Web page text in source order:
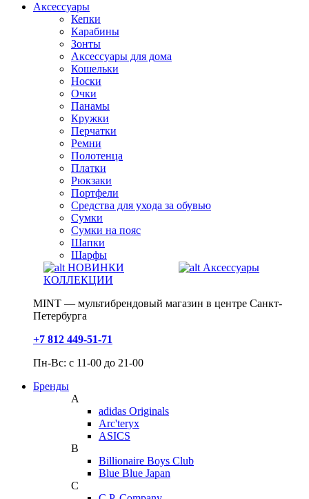
Аксессуары
Кепки
Карабины
Зонты
Аксессуары для дома
Кошельки
Носки
Очки
Панамы
Кружки
Перчатки
Ремни
Полотенца
Платки
Рюкзаки
Портфели
Средства для ухода за обувью
Сумки
Сумки на пояс
Шапки
Шарфы
НОВИНКИ
КОЛЛЕКЦИИ
Аксессуары
MINT — мультибрендовый магазин в центре Санкт-
Петербурга
+7 812 449-51-71
Пн-Вс: с 11-00 до 21-00
Бренды
A
adidas Originals
Arc'teryx
ASICS
B
Billionaire Boys Club
Blue Blue Japan
C